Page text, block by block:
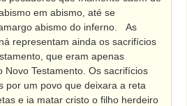
em abismo, até se
abismo do inferno.
As
representam ainda os sacrifícios
que eram apenas
Novo Testamento. Os sacrifícios
por um povo que deixara a reta
e ia matar cristo o filho herdeiro